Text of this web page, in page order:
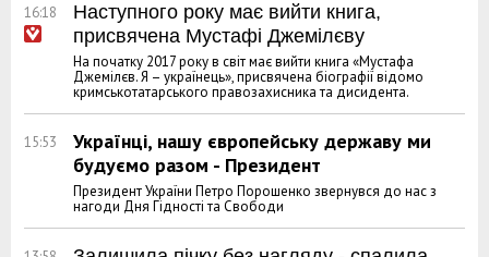
16:18
Наступного року має вийти книга,
присвячена Мустафі Джемілєву
На початку 2017 року в світ має вийти книга «Мустафа
Джемілєв. Я – українець», присвячена біографії відомо
кримськотатарського правозахисника та дисидента.
15:53
Українці, нашу європейську державу ми
будуємо разом - Президент
Президент України Петро Порошенко звернувся до нас з
нагоди Дня Гідності та Свободи